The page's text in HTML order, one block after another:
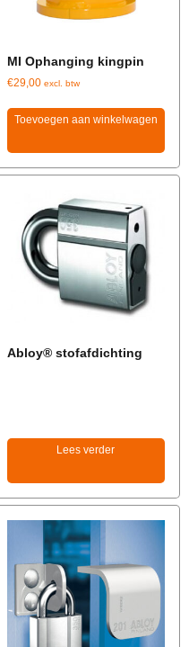
MI Ophanging kingpin
€29,00 excl. btw
Toevoegen aan winkelwagen
Abloy® stofafdichting
Lees verder